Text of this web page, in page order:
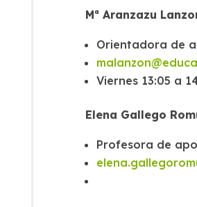
Mª Aranzazu
Orientadora de
Viernes 13:05 a
Elena Gallego
Profesora de